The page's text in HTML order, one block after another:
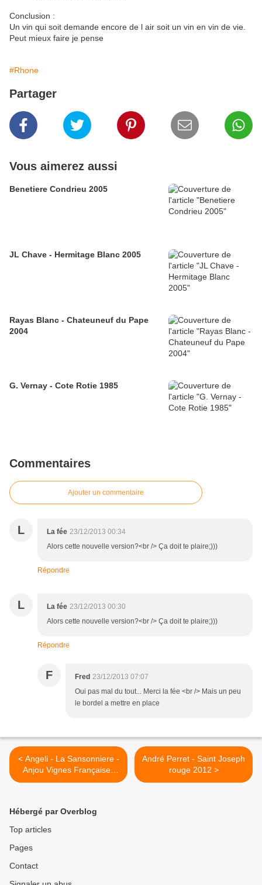
Conclusion :
Un vin qui soit demande encore de l air soit un vin en vin de vie.
Peut mieux faire je pense
#Rhone
Partager
Vous aimerez aussi
Benetiere Condrieu 2005
JL Chave - Hermitage Blanc 2005
Rayas Blanc - Chateuneuf du Pape
2004
G. Vernay - Cote Rotie 1985
Commentaires
Ajouter un commentaire
L La fée 23/12/2013 00:34
Alors cette nouvelle version?<br /> Ça doit te plaire;)))
Répondre
L La fée 23/12/2013 00:30
Alors cette nouvelle version?<br /> Ça doit te plaire;)))
Répondre
F Fred 23/12/2013 07:07
Oui pas mal du tout... Merci la fée <br /> Mais un peu
le bordel a mettre en place
< Angeli - La Sansonniere -
Anjou Vignes Françaises
2004
André Perret - Saint Joseph
rouge 2012 >
Hébergé par Overblog
Top articles
Pages
Contact